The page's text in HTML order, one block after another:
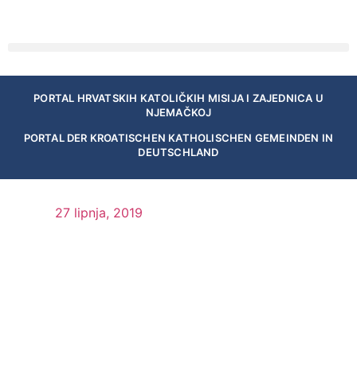
PORTAL HRVATSKIH KATOLIČKIH MISIJA I ZAJEDNICA U
NJEMAČKOJ
PORTAL DER KROATISCHEN KATHOLISCHEN GEMEINDEN IN
DEUTSCHLAND
27 lipnja, 2019